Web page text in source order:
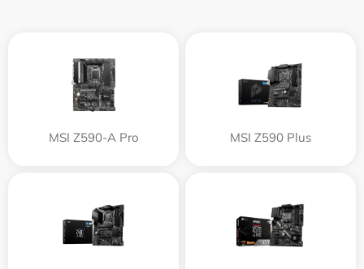
MSI Z590-A Pro MSI Z590 Plus